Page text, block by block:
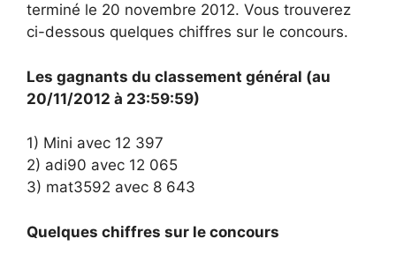
terminé le 20 novembre 2012. Vous trouverez
ci-dessous quelques chiffres sur le concours.
Les gagnants du classement général (au
20/11/2012 à 23:59:59)
1) Mini avec 12 397
2) adi90 avec 12 065
3) mat3592 avec 8 643
Quelques chiffres sur le concours